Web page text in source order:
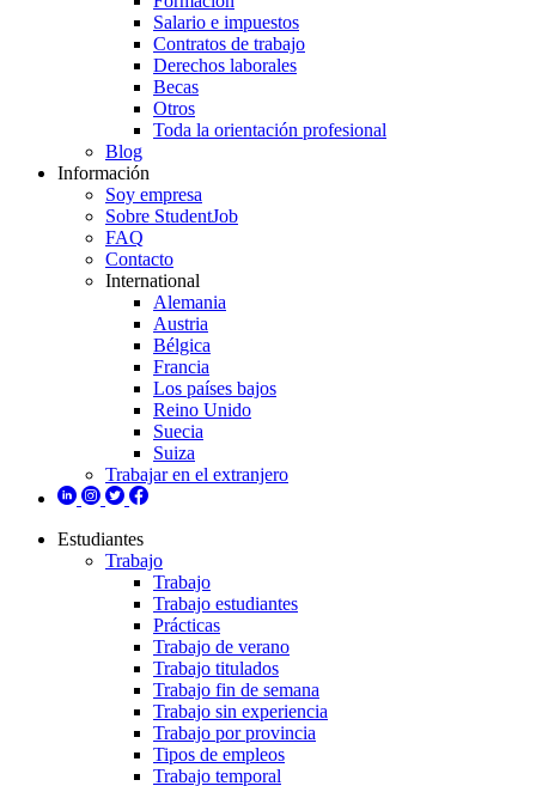
Salario e impuestos
Contratos de trabajo
Derechos laborales
Becas
Otros
Toda la orientación profesional
Blog
Información
Soy empresa
Sobre StudentJob
FAQ
Contacto
International
Alemania
Austria
Bélgica
Francia
Los países bajos
Reino Unido
Suecia
Suiza
Trabajar en el extranjero
Estudiantes
Trabajo
Trabajo
Trabajo estudiantes
Prácticas
Trabajo de verano
Trabajo titulados
Trabajo fin de semana
Trabajo sin experiencia
Trabajo por provincia
Tipos de empleos
Trabajo temporal